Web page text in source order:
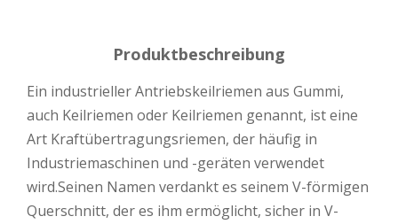
Produktbeschreibung
Ein industrieller Antriebskeilriemen aus Gummi,
auch Keilriemen oder Keilriemen genannt, ist eine
Art Kraftübertragungsriemen, der häufig in
Industriemaschinen und -geräten verwendet
wird.Seinen Namen verdankt es seinem V-förmigen
Querschnitt, der es ihm ermöglicht, sicher in V-